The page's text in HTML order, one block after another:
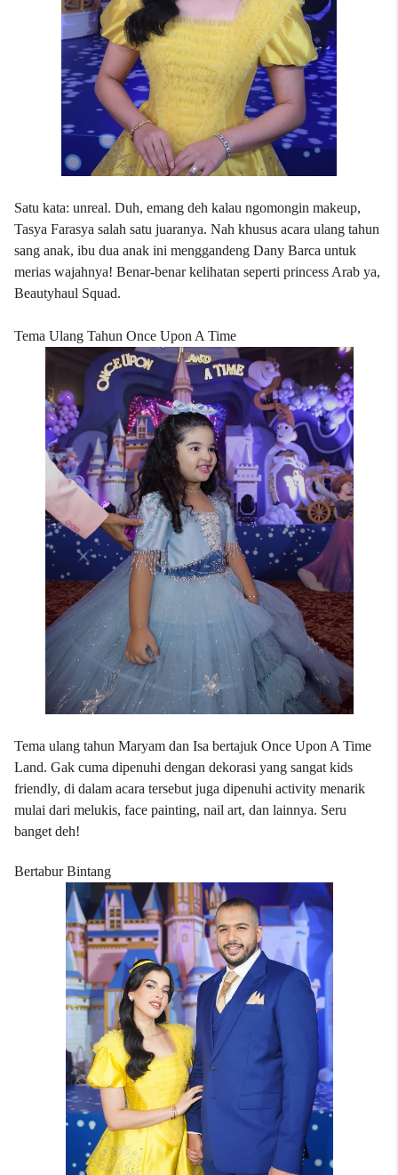
Satu kata: unreal. Duh, emang deh kalau ngomongin makeup,
Tasya Farasya salah satu juaranya. Nah khusus acara ulang tahun
sang anak, ibu dua anak ini menggandeng Dany Barca untuk
merias wajahnya! Benar-benar kelihatan seperti princess Arab ya,
Beautyhaul Squad.
Tema Ulang Tahun Once Upon A Time
Tema ulang tahun Maryam dan Isa bertajuk Once Upon A Time
Land. Gak cuma dipenuhi dengan dekorasi yang sangat kids
friendly, di dalam acara tersebut juga dipenuhi activity menarik
mulai dari melukis, face painting, nail art, dan lainnya. Seru
banget deh!
Bertabur Bintang